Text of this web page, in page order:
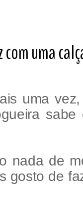
com uma
uma
nada de
gosto de